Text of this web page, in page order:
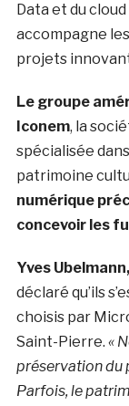
Data et du
accompagne
projets
Le groupe
Iconem, la
spécialisée
patrimoine
numérique
concevoir les
Yves
déclaré qu’ils
choisis par
Saint-Pierre. «
préservation du
Parfois, le